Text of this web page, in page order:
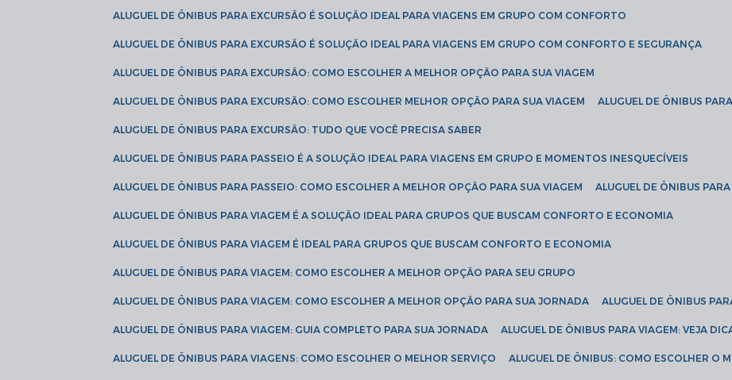
ALUGUEL DE ÔNIBUS PARA EXCURSÃO É SOLUÇÃO IDEAL PARA VIAGENS EM GRUPO COM CONFORTO
ALUGUEL DE ÔNIBUS PARA EXCURSÃO É SOLUÇÃO IDEAL PARA VIAGENS EM GRUPO COM CONFORTO E SEGURANÇA
ALUGUEL DE ÔNIBUS PARA EXCURSÃO: COMO ESCOLHER A MELHOR OPÇÃO PARA SUA VIAGEM
ALUGUEL DE ÔNIBUS PARA EXCURSÃO: COMO ESCOLHER MELHOR OPÇÃO PARA SUA VIAGEM ALUGUEL DE ÔNIBUS
ALUGUEL DE ÔNIBUS PARA EXCURSÃO: TUDO QUE VOCÊ PRECISA SABER
ALUGUEL DE ÔNIBUS PARA PASSEIO É A SOLUÇÃO IDEAL PARA VIAGENS EM GRUPO E MOMENTOS INESQUECÍVEIS
ALUGUEL DE ÔNIBUS PARA PASSEIO: COMO ESCOLHER A MELHOR OPÇÃO PARA SUA VIAGEM ALUGUEL DE ÔNIBUS
ALUGUEL DE ÔNIBUS PARA VIAGEM É A SOLUÇÃO IDEAL PARA GRUPOS QUE BUSCAM CONFORTO E ECONOMIA
ALUGUEL DE ÔNIBUS PARA VIAGEM É IDEAL PARA GRUPOS QUE BUSCAM CONFORTO E ECONOMIA
ALUGUEL DE ÔNIBUS PARA VIAGEM: COMO ESCOLHER A MELHOR OPÇÃO PARA SEU GRUPO
ALUGUEL DE ÔNIBUS PARA VIAGEM: COMO ESCOLHER A MELHOR OPÇÃO PARA SUA JORNADA ALUGUEL DE ÔNIBUS
ALUGUEL DE ÔNIBUS PARA VIAGEM: GUIA COMPLETO PARA SUA JORNADA ALUGUEL DE ÔNIBUS PARA VIAGEM: VEJA
ALUGUEL DE ÔNIBUS PARA VIAGENS: COMO ESCOLHER O MELHOR SERVIÇO ALUGUEL DE ÔNIBUS: COMO ESCOLHER O